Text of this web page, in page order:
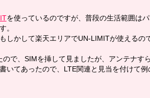
を使っているのですが、普段の生活範囲は
。
しかして楽天エリアでUN-LIMITが使えるの
ので、SIMを挿して見ましたが、アンテナす
いてあったので、LTE関連と見当を付けて例